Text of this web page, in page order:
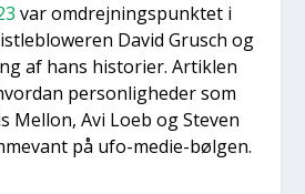
var omdrej­nings­punk­tet i
David Grusch og
af hans histo­ri­er. Artik­len
per­son­lig­he­der som
Mel­lon, Avi Loeb og Ste­ven
på ufo-medie-bøl­gen.